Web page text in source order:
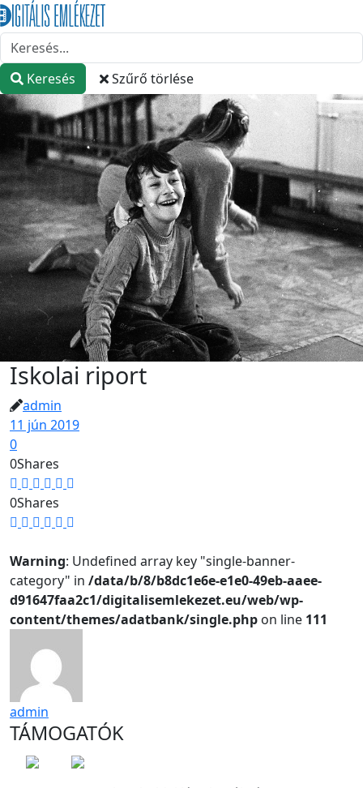
Keresés Szűrő törlése
Iskolai riport
admin
11 jún 2019
0
0Shares
0Shares
Warning: Undefined array key "single-banner-
category" in /data/b/8/b8dc1e6e-e1e0-49eb-aaee-
d91647faa2c1/digitalisemlekezet.eu/web/wp-
content/themes/adatbank/single.php on line 111
admin
TÁMOGATÓK